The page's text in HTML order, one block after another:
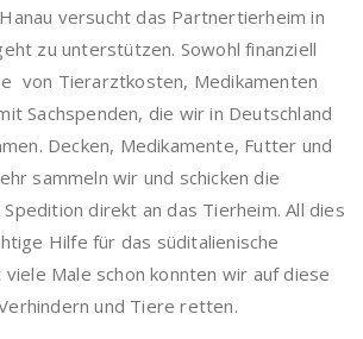
versucht das Partnertierheim in
zu unterstützen. Sowohl finanziell
von Tierarztkosten, Medikamenten
Sachspenden, die wir in Deutschland
Decken, Medikamente, Futter und
sammeln wir und schicken die
direkt an das Tierheim. All dies
Hilfe für das süditalienische
viele Male schon konnten wir auf diese
und Tiere retten.